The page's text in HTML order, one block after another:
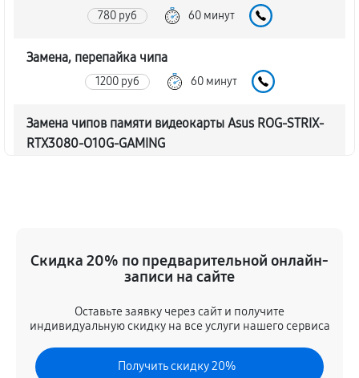
780 руб 60 минут
Замена, перепайка чипа
1200 руб 60 минут
Замена чипов памяти видеокарты Asus ROG-STRIX-
RTX3080-O10G-GAMING
Восстановление BIOS на программаторе
660 руб 60 минут
Скидка 20% по предварительной онлайн-
записи на сайте
Оставьте заявку через сайт и получите
индивидуальную скидку на все услуги нашего сервиса
Получить скидку 20%